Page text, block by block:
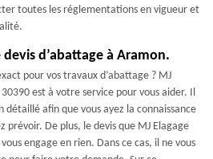
toutes les réglementations en vigueur et
d’abattage à Aramon.
pour vos travaux d’abattage ? MJ
est à votre service pour vous aider. Il
détaillé afin que vous ayez la connaissance
prévoir. De plus, le devis que MJ Elagage
engage en rien. Dans ce cas, il ne vous